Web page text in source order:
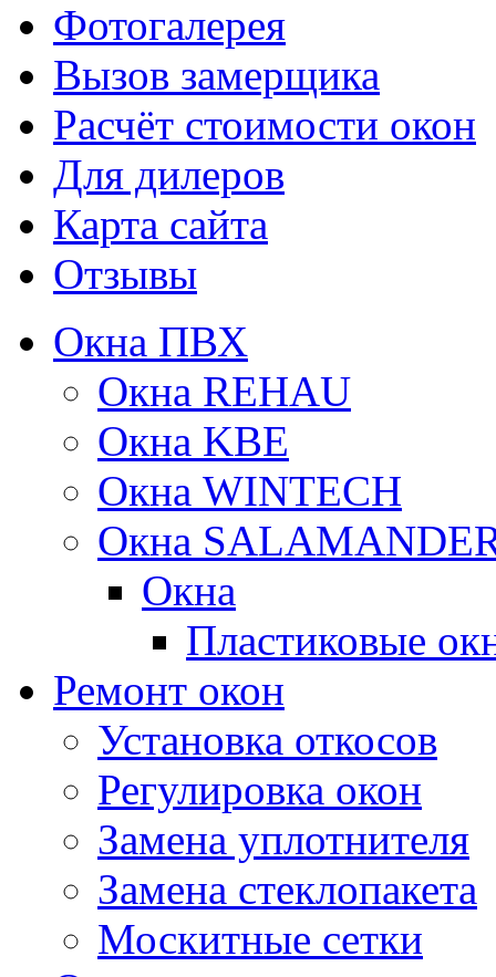
Фотогалерея
Вызов замерщика
Расчёт стоимости окон
Для дилеров
Карта сайта
Отзывы
Окна ПВХ
Окна REHAU
Окна KBE
Окна WINTECH
Окна
Окна
Пластиковые
Ремонт окон
Установка откосов
Регулировка окон
Замена уплотнителя
Замена стеклопакета
Москитные сетки